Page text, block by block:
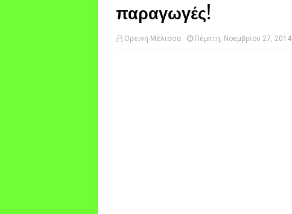
παραγωγές!
Ορεινή Μέλισσα Πέμπτη, Νοεμβρίου 27, 2014